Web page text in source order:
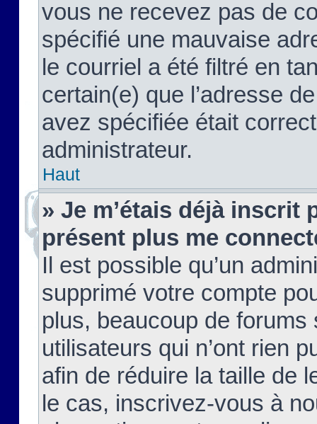
vous ne recevez pas de
spécifié une mauvaise
le courriel a été filtré en
certain(e) que l’adresse
avez spécifiée était
administrateur.
Haut
» Je m’étais déjà inscrit
présent plus me
Il est possible qu’un
supprimé votre compte
plus, beaucoup de
utilisateurs qui n’ont rien
afin de réduire la taille de
le cas, inscrivez-vous à